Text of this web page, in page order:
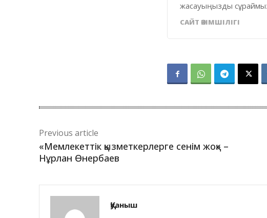
жасауыңызды
САЙТ ӘКІМШІЛІГІ
Previous article
«Мемлекеттік қызметкерлерге сенім жоқ» –
Нұрлан Өнербаев
Қуаныш